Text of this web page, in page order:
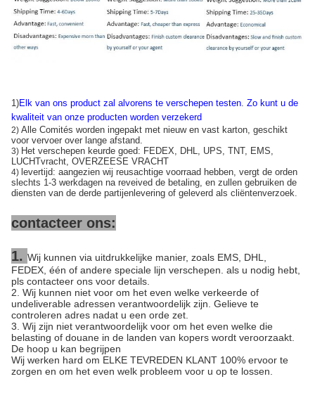
1)Elk van ons product zal alvorens te verschepen testen. Zo kunt u de
kwaliteit van onze producten worden verzekerd
2) Alle Comités worden ingepakt met nieuw en vast karton, geschikt
voor vervoer over lange afstand.
3) Het verschepen keurde goed: FEDEX, DHL, UPS, TNT, EMS,
LUCHTvracht, OVERZEESE VRACHT
4) levertijd: aangezien wij reusachtige voorraad hebben, vergt de orden
slechts 1-3 werkdagen na reveived de betaling, en zullen gebruiken de
diensten van de derde partijenlevering of geleverd als cliëntenverzoek.
contacteer ons:
1. Wij kunnen via uitdrukkelijke manier, zoals EMS, DHL,
FEDEX, één of andere speciale lijn verschepen. als u nodig hebt,
pls contacteer ons voor details.
2. Wij kunnen niet voor om het even welke verkeerde of
undeliverable adressen verantwoordelijk zijn. Gelieve te
controleren adres nadat u een orde zet.
3. Wij zijn niet verantwoordelijk voor om het even welke die
belasting of douane in de landen van kopers wordt veroorzaakt.
De hoop u kan begrijpen
Wij werken hard om ELKE TEVREDEN KLANT 100% ervoor te
zorgen en om het even welk probleem voor u op te lossen.